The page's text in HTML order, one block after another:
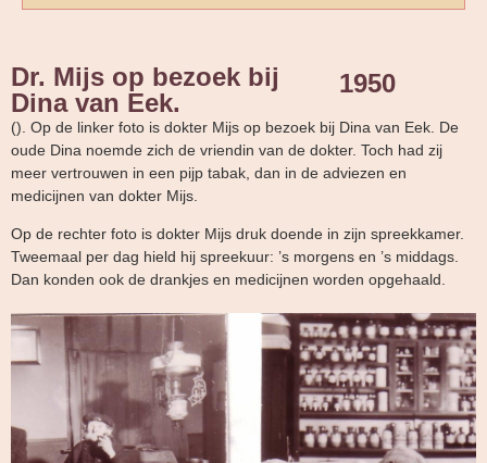
Dr. Mijs op bezoek bij
Dina van Eek.
1950
(). Op de linker foto is dokter Mijs op bezoek bij Dina van Eek. De
oude Dina noemde zich de vriendin van de dokter. Toch had zij
meer vertrouwen in een pijp tabak, dan in de adviezen en
medicijnen van dokter Mijs.
Op de rechter foto is dokter Mijs druk doende in zijn spreekkamer.
Tweemaal per dag hield hij spreekuur: ’s morgens en ’s middags.
Dan konden ook de drankjes en medicijnen worden opgehaald.